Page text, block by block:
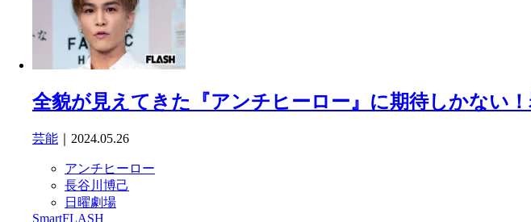
全貌が見えてきた『アンチヒーロー』に期待しかない
芸能 ｜2024.05.26
アンチヒーロー
長谷川博己
日曜劇場
SmartFLASH